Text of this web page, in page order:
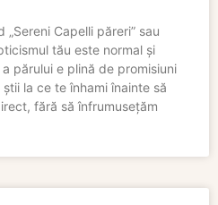
Capelli păreri” sau
tău este normal și
părului e plină de promisiuni
la ce te înhami înainte să
fără să înfrumusețăm